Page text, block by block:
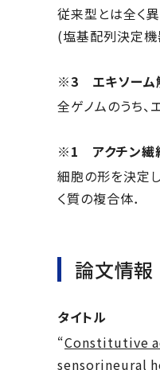
従来型とは全く
(塩基配列決定機
※3 エキソーム
全ゲノムのうち
※1 アクチン繊
細胞の形を決定
く質の複合体．
論文情報
タイトル
“Constitutive
sensorineural